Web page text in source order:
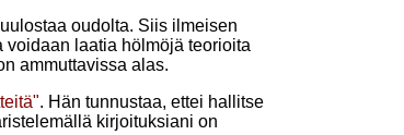
oudolta. Siis ilmeisen
voidaan laatia hölmöjä teorioita
ammuttavissa alas.
. Hän tunnustaa, ettei hallitse
kirjoituksiani on